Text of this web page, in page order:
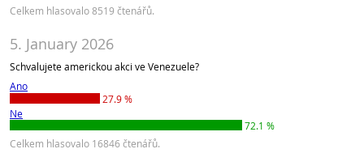
Celkem hlasovalo 8519 čtenářů.
5. January 2026
Schvalujete americkou akci ve Venezuele?
Ano
27.9 %
Ne
72.1 %
Celkem hlasovalo 16846 čtenářů.